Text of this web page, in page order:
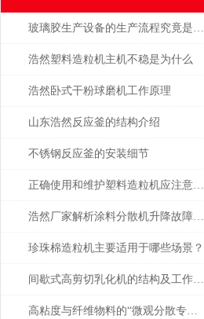
玻璃胶生产设备的生产流程究竟是怎样的？
浩然塑料造粒机主机不稳是为什么
浩然卧式干粉球磨机工作原理
山东浩然反应釜的结构介绍
不锈钢反应釜的安装细节
正确使用和维护塑料造粒机应注意哪些
浩然厂家解析涂料分散机升降故障的原因
珍珠棉造粒机主要适用于哪些场景？
间歇式高剪切乳化机的结构及工作原理介绍
高粘度与纤维物料的“微观分散专家”——犁刀混合机在精细化工与复合材料中的应用